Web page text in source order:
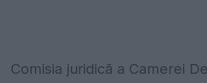
Comisia juridică a Camerei